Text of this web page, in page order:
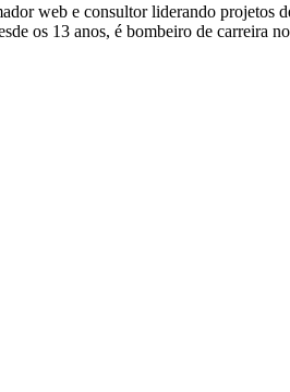
web e consultor liderando projetos
os 13 anos, é bombeiro de carreira